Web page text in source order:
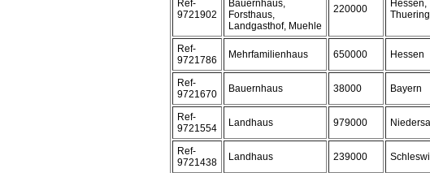
Ref-
9721902
Bauernhaus,
Forsthaus,
Landgasthof, Muehle
220000
Hessen,
Ref-
9721786
Mehrfamilienhaus 650000 Hessen
Ref-
9721670
Bauernhaus 38000 Bayern
Ref-
9721554
Landhaus 979000
Ref-
9721438
Landhaus 239000